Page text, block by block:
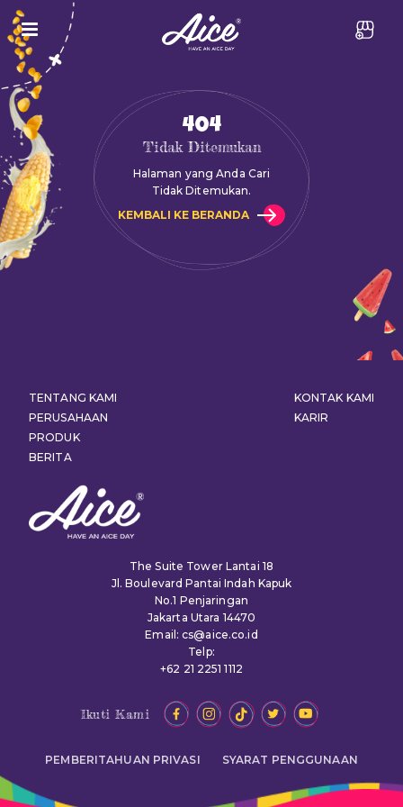
404
Tidak Ditemukan
Halaman yang Anda Cari
Tidak Ditemukan.
KEMBALI KE BERANDA
The Suite Tower Lantai 18
Jl. Boulevard Pantai Indah Kapuk
No.1 Penjaringan
Jakarta Utara 14470
Email: cs@aice.co.id
Telp:
+62 21 2251 1112
TENTANG KAMI
PERUSAHAAN
PRODUK
BERITA
KONTAK KAMI
KARIR
Ikuti Kami
PEMBERITAHUAN PRIVASI SYARAT PENGGUNAAN